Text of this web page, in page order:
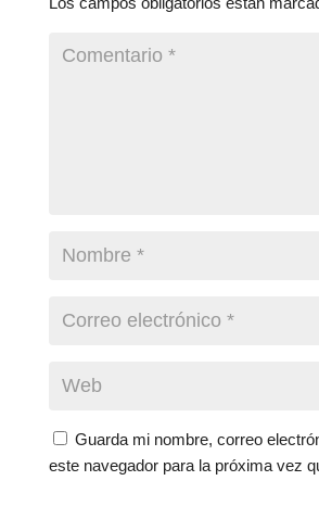
Guarda mi nombre, correo
este navegador para la próxima vez